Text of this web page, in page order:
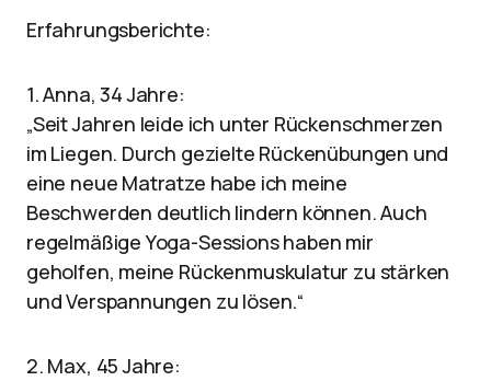
Erfahrungsberichte:
1. Anna, 34 Jahre:
„Seit Jahren leide ich unter Rückenschmerzen
im Liegen. Durch gezielte Rückenübungen und
eine neue Matratze habe ich meine
Beschwerden deutlich lindern können. Auch
regelmäßige Yoga-Sessions haben mir
geholfen, meine Rückenmuskulatur zu stärken
und Verspannungen zu lösen.“
2. Max, 45 Jahre: